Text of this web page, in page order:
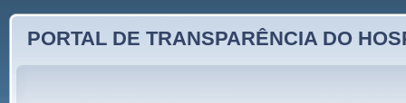
PORTAL DE TRANSPARÊNCIA DO